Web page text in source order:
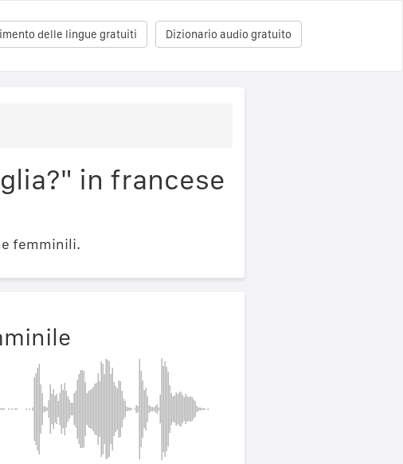
Dizionario audio gratuito
delle lingue gratuiti
in francese
femminili.